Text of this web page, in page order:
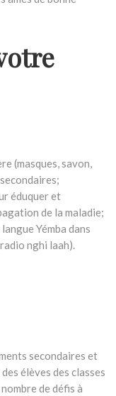
(masques, savon,
éduquer et
de la maladie;
Yémba dans
nghi laah).
secondaires et
élèves des classes
de défis à